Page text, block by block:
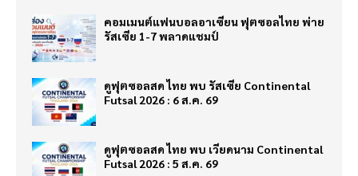
คอมเมนต์แฟนบอลอาเซียน ฟุตซอลไทย พ่าย
รัสเซีย 1-7 พลาดแชมป์
ดูฟุตซอลสด ไทย พบ รัสเซีย Continental
Futsal 2026 : 6 ส.ค. 69
ดูฟุตซอลสด ไทย พบ เวียดนาม Continental
Futsal 2026 : 5 ส.ค. 69